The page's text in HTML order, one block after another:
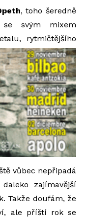
, toho šeredně
svým mixem
rytmičtějšího
vůbec nepřipadá
zajímavější
Takže doufám, že
ale příští rok se